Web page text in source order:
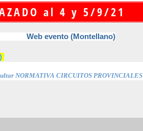
al 4 y 5/9/21
Web evento (Montellano)
NORMATIVACIRCUITOS PROVINCIALES